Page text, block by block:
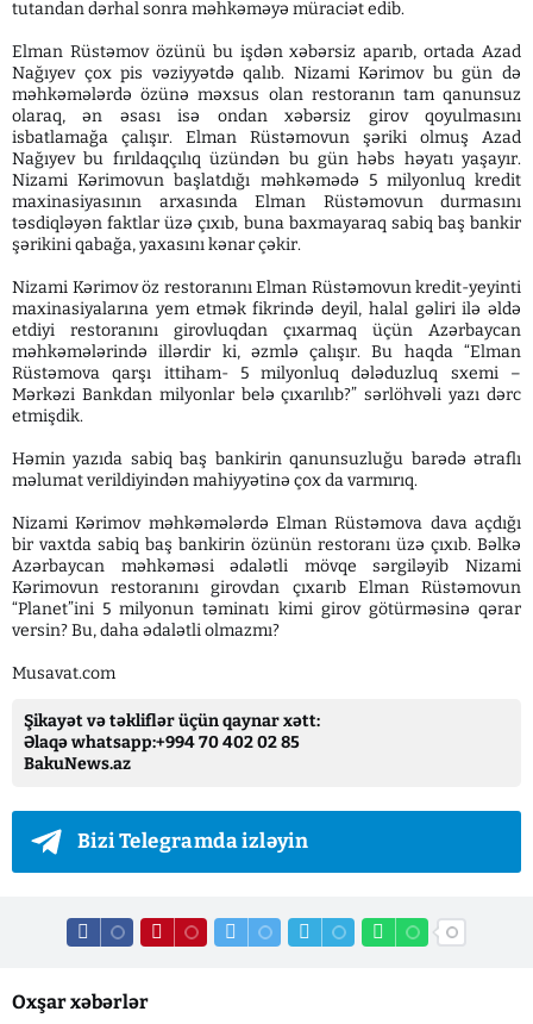
tutandan dərhal sonra məhkəməyə müraciət edib.
Elman Rüstəmov özünü bu işdən xəbərsiz aparıb, ortada Azad
Nağıyev çox pis vəziyyətdə qalıb. Nizami Kərimov bu gün də
məhkəmələrdə özünə məxsus olan restoranın tam qanunsuz
olaraq, ən əsası isə ondan xəbərsiz girov qoyulmasını
isbatlamağa çalışır. Elman Rüstəmovun şəriki olmuş Azad
Nağıyev bu fırıldaqçılıq üzündən bu gün həbs həyatı yaşayır.
Nizami Kərimovun başlatdığı məhkəmədə 5 milyonluq kredit
maxinasiyasının arxasında Elman Rüstəmovun durmasını
təsdiqləyən faktlar üzə çıxıb, buna baxmayaraq sabiq baş bankir
şərikini qabağa, yaxasını kənar çəkir.
Nizami Kərimov öz restoranını Elman Rüstəmovun kredit-yeyinti
maxinasiyalarına yem etmək fikrində deyil, halal gəliri ilə əldə
etdiyi restoranını girovluqdan çıxarmaq üçün Azərbaycan
məhkəmələrində illərdir ki, əzmlə çalışır. Bu haqda “Elman
Rüstəmova qarşı ittiham- 5 milyonluq dələduzluq sxemi –
Mərkəzi Bankdan milyonlar belə çıxarılıb?” sərlöhvəli yazı dərc
etmişdik.
Həmin yazıda sabiq baş bankirin qanunsuzluğu barədə ətraflı
məlumat verildiyindən mahiyyətinə çox da varmırıq.
Nizami Kərimov məhkəmələrdə Elman Rüstəmova dava açdığı
bir vaxtda sabiq baş bankirin özünün restoranı üzə çıxıb. Bəlkə
Azərbaycan məhkəməsi ədalətli mövqe sərgiləyib Nizami
Kərimovun restoranını girovdan çıxarıb Elman Rüstəmovun
“Planet”ini 5 milyonun təminatı kimi girov götürməsinə qərar
versin? Bu, daha ədalətli olmazmı?
Musavat.com
Şikayət və təkliflər üçün qaynar xətt:
Əlaqə whatsapp:+994 70 402 02 85
BakuNews.az
Bizi Telegramda izləyin
Oxşar xəbərlər